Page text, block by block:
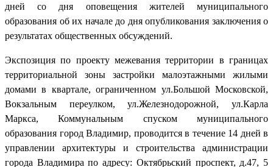
дней со дня оповещения жителей муниципального
образования об их начале до дня опубликования заключения о
результатах общественных обсуждений.
Экспозиция по проекту межевания территории в границах
территориальной зоны застройки малоэтажными жилыми
домами в квартале, ограниченном ул.Большой Московской,
Вокзальным переулком, ул.Железнодорожной, ул.Карла
Маркса, Коммунальным спуском муниципального
образования город Владимир, проводится в течение 14 дней в
управлении архитектуры и строительства администрации
города Владимира по адресу: Октябрьский проспект, д.47, 5